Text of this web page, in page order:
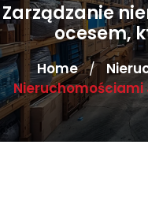
Zarządzanie
ocesem,
Home /
Nieruchomościami